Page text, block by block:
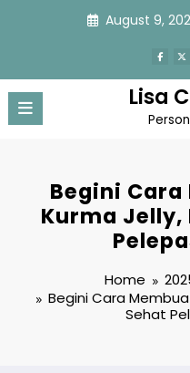
August 9,
Lisa
Begini Cara
Kurma Jelly,
Home
Begini Cara
Sehat